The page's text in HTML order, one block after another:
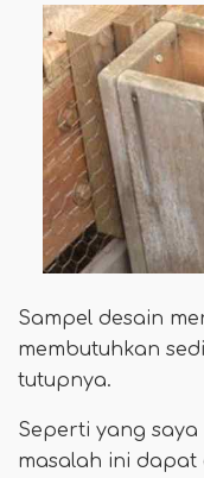
Sampel desain
membutuhkan
tutupnya.
Seperti yang saya
masalah ini dapat